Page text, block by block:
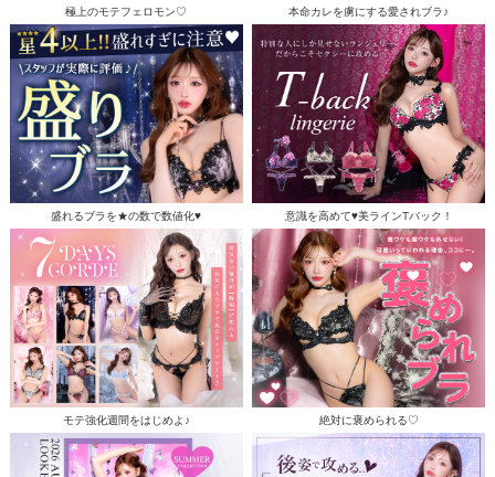
極上のモテフェロモン♡ 本命カレを虜にする愛されブラ♪
盛れるブラを★の数で数値化♥ 意識を高めて♥美ラインTバック！
モテ強化週間をはじめよ♪ 絶対に褒められる♡